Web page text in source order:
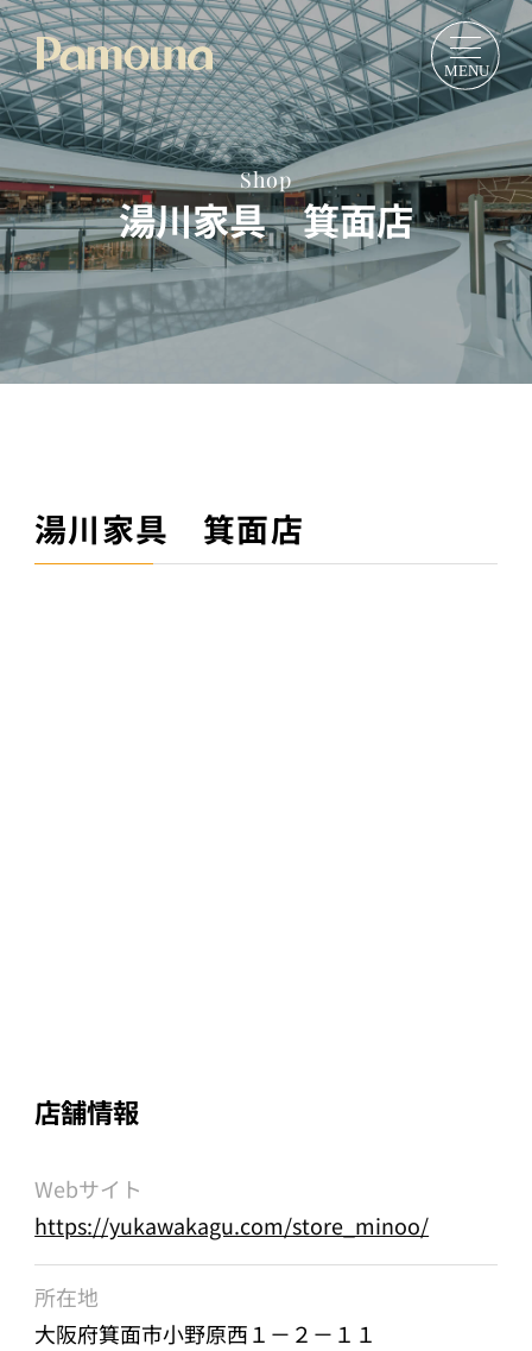
Shop
湯川家具 箕面店
湯川家具 箕面店
店舗情報
Webサイト
https://yukawakagu.com/store_minoo/
所在地
大阪府箕面市小野原西１－２－１１